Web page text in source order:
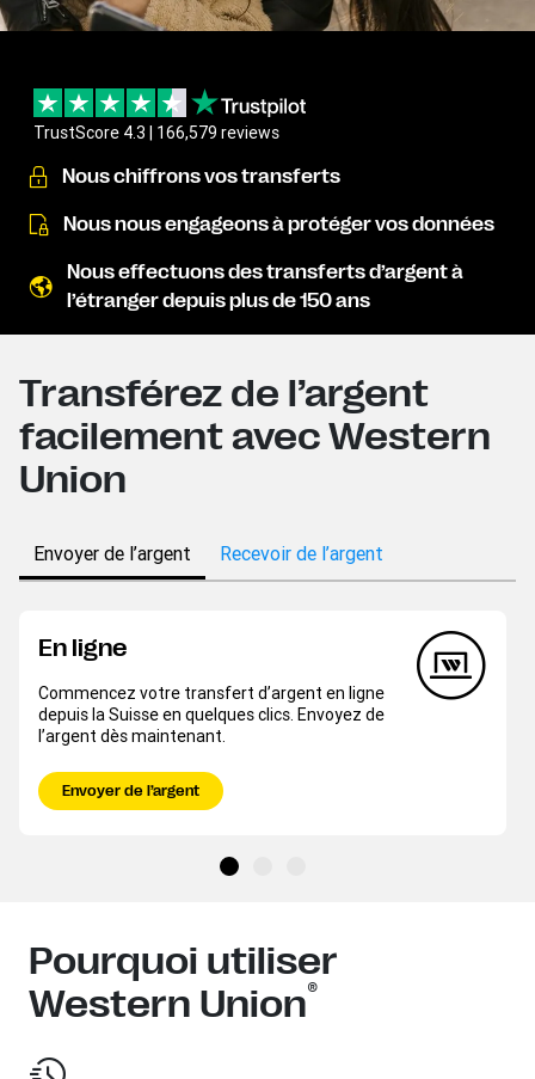
TrustScore 4.3 | 166,579 reviews
Nous chiffrons vos transferts
Nous nous engageons à protéger vos données
Nous effectuons des transferts d’argent à
l’étranger depuis plus de 150 ans
Transférez de l’argent
facilement avec Western
Union
Envoyer de l’argent Recevoir de l’argent
En ligne
Commencez votre transfert d’argent en ligne
depuis la Suisse en quelques clics. Envoyez de
l’argent dès maintenant.
Envoyer de l’argent
Pourquoi utiliser
Western Union®